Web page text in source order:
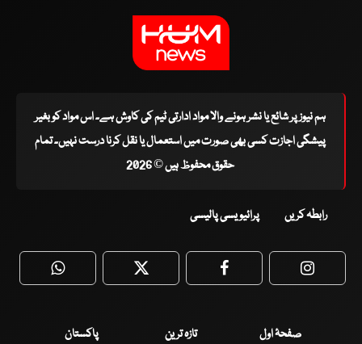
ہم نیوز پر شائع یا نشر ہونے والا مواد ادارتی ٹیم کی کاوش ہے۔ اس مواد کو بغیر
پیشگی اجازت کسی بھی صورت میں استعمال یا نقل کرنا درست نہیں۔ تمام
حقوق محفوظ ہیں © 2026
رابطہ کریں پرائیویسی پالیسی
WhatsApp Twitter Facebook
صفحۂ اول تازہ ترین
پاکستان